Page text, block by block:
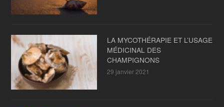
LA MYCOTHÉRAPIE ET L’USAGE
MÉDICINAL DES
CHAMPIGNONS
29 janvier 2021